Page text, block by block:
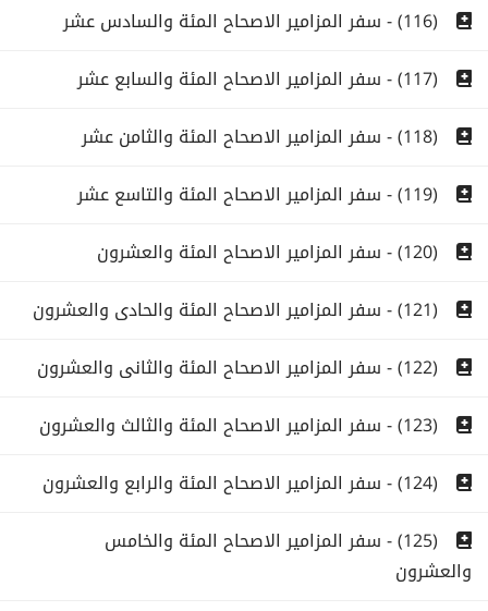
(116) - سفر المزامير الاصحاح المئة والسادس عشر
(117) - سفر المزامير الاصحاح المئة والسابع عشر
(118) - سفر المزامير الاصحاح المئة والثامن عشر
(119) - سفر المزامير الاصحاح المئة والتاسع عشر
(120) - سفر المزامير الاصحاح المئة والعشرون
(121) - سفر المزامير الاصحاح المئة والحادى والعشرون
(122) - سفر المزامير الاصحاح المئة والثانى والعشرون
(123) - سفر المزامير الاصحاح المئة والثالث والعشرون
(124) - سفر المزامير الاصحاح المئة والرابع والعشرون
(125) - سفر المزامير الاصحاح المئة والخامس
والعشرون